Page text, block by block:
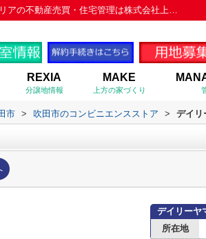
デイリーヤマザキ 関大前店情報ページ｜大阪市と北摂エリアの不動産売買・住宅管理は株式会社上方住宅
REXIA
分譲地情報
MAKE
上方の家づくり
市 > 吹田市のコンビニエンスストア > デイリ
デイリーヤ
所在地